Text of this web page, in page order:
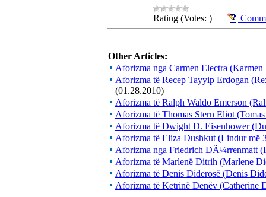
Rating (Votes: )
Other Articles:
Aforizma nga Carmen Electra
Aforizma të Recep Tayyip Erdogan
(01.28.2010)
Aforizma të Ralph Waldo Emerson
Aforizma të Thomas Stern Eliot
Aforizma të Dwight D. Eisenhower
Aforizma të Eliza Dushkut (Lindur më
Aforizma nga Friedrich DÃ¼rrenmatt
Aforizma të Marlenë Ditrih (Marlene
Aforizma të Denis Diderosë (Denis
Aforizma të Ketrinë Denëv (Catherine